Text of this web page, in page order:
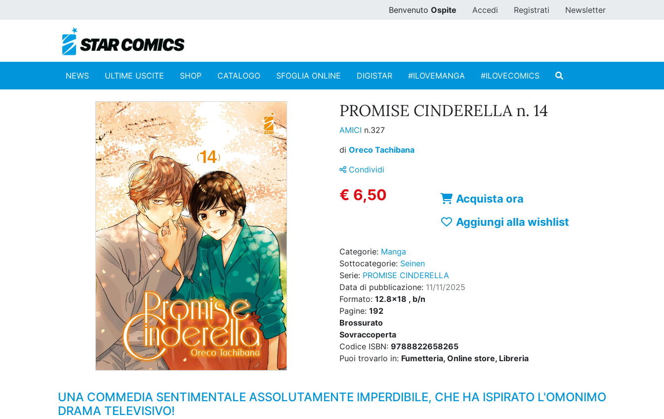
Benvenuto Ospite Accedi Registrati Newsletter
NEWS ULTIME USCITE SHOP CATALOGO SFOGLIA ONLINE DIGISTAR #ILOVEMANGA #ILOVECOMICS
PROMISE CINDERELLA n. 14
AMICI n.327
di Oreco Tachibana
Condividi
€ 6,50
Acquista ora
Aggiungi alla wishlist
Categorie: Manga
Sottocategorie: Seinen
Serie: PROMISE CINDERELLA
Data di pubblicazione: 11/11/2025
Formato: 12.8x18 , b/n
Pagine: 192
Brossurato
Sovraccoperta
Codice ISBN: 9788822658265
Puoi trovarlo in: Fumetteria, Online store, Libreria
UNA COMMEDIA SENTIMENTALE ASSOLUTAMENTE IMPERDIBILE, CHE HA ISPIRATO L'OMONIMO
DRAMA TELEVISIVO!